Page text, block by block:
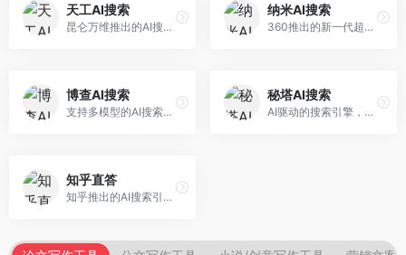
天工AI搜索
昆仑万维推出的AI搜索引擎，整合大模型与搜索能力。面向普通用户，提供智能问答、深度搜索、内容整理等服务，中文搜索体验好。
纳米AI搜索
360推出的新一代超级AI搜索，深度整合360搜索资源。面向普通用户，提供智能问答、多模态搜索、内容生成等服务，安全可靠。
博查AI搜索
支持多模型的AI搜索引擎，整合多种大模型能力。面向AI爱好者，提供多模型搜索、答案对比、深度分析等服务，模型选择灵活。
秘塔AI搜索
AI驱动的搜索引擎，专注于无广告直达结果。面向研究者和信息获取需求者，提供深度搜索、来源标注、答案整理等服务，搜索结果干净准确，信息可信度高。
知乎直答
知乎推出的AI搜索引擎，专注于知识问答场景。面向知识获取者，提供知乎内容搜索、智能问答、知识整理等服务，专业知识丰富。